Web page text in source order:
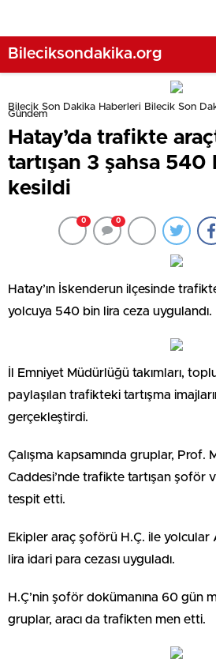
Bileciksondakika.org
Bilecik Son Dakika Haberleri Bilecik Son
Gündem
Hatay’da trafikte
tartışan 3 şahsa 540
kesildi
0 0
Hatay’ın İskenderun ilçesinde
yolcuya 540 bin lira ceza uygulandı.
İl Emniyet Müdürlüğü takımları,
paylaşılan trafikteki tartışma
gerçekleştirdi.
Çalışma kapsamında gruplar, Prof.
Caddesi’nde trafikte tartışan şoför
tespit etti.
Ekipler araç şoförü H.Ç. ile yolcular
lira idari para cezası uyguladı.
H.Ç’nin şoför dokümanına 60 gün
gruplar, aracı da trafikten men etti.